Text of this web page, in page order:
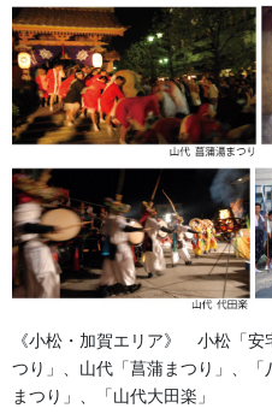
提灯
祭りの風景に一番なじみのある
かりは祭の思い出をより懐かし
「御神燈」と書かれたものが下
ための迎火にルーツがあるとい
車に大きな提灯、数を増やした
照らすだけではなく、カミをお
すね。秋田の竿灯まつりが有名
、
太鼓
太鼓の音は体に響く迫力があり
《小松・加賀エリア》 小松「安
つり」、山代「菖蒲まつり」、「
まつり」、「山代大田楽」